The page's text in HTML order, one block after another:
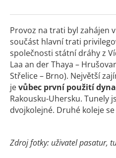
Provoz na trati byl zahájen
součást hlavní trati
společnosti státní dráhy z
Laa an der Thaya –
Střelice – Brno). Největší
jevůbec první použití
Rakousku-Uhersku. Tunely
dvojkolejné. Druhé koleje
Zdroj fotky: uživatel pasatur,